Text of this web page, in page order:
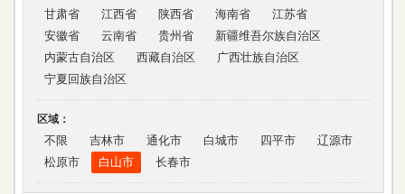
甘肃省
江西省 陕西省 海南省
江苏省
安徽省
云南省 贵州省
新疆维吾尔族自治区
内蒙古自治区
西藏自治区
广西壮族自治区
宁夏回族自治区
区域：
不限 吉林市 通化市 白城市 四平市
辽源市
松原市
白山市 长春市